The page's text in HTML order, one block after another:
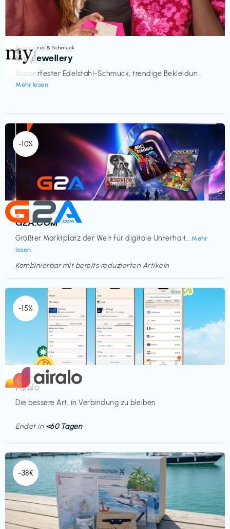
Accessoires & Schmuck
My Jewellery
Wasserfester Edelstahl-Schmuck, trendige Bekleidun...
Mehr lesen
€‎
-10%
Elektronik & Medien
G2A.COM
Größter Marktplatz der Welt für digitale Unterhalt... Mehr
lesen
€‎
Kombinierbar mit bereits reduzierten Artikeln
-15%
Mobilfunk
Airalo
Die bessere Art, in Verbindung zu bleiben
€‎
Endet in <60 Tagen
-38€